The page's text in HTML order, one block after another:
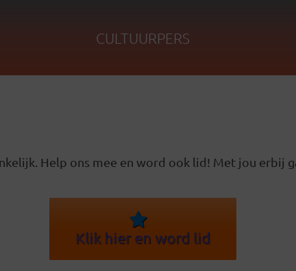
CULTUURPERS
Help ons mee en word ook lid! Met jou erbij
Klik hier en word lid